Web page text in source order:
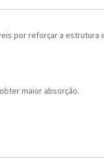
por reforçar a estrutura
maior absorção.